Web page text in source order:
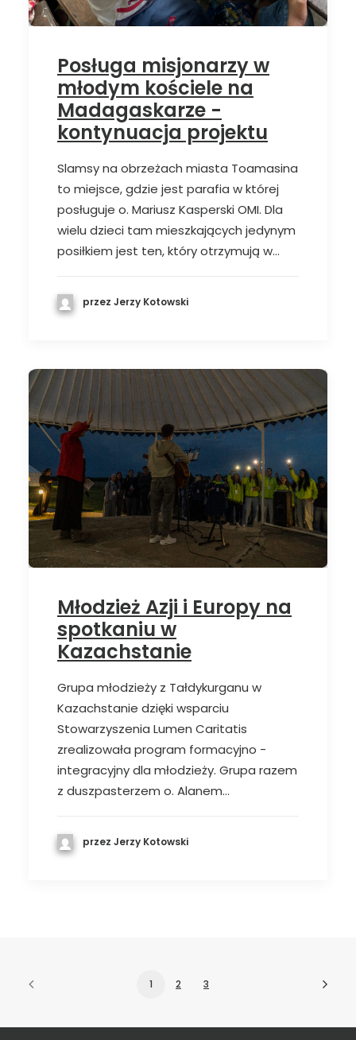
Posługa misjonarzy w
młodym kościele na
Madagaskarze -
kontynuacja projektu
Slamsy na obrzeżach miasta Toamasina
to miejsce, gdzie jest parafia w której
posługuje o. Mariusz Kasperski OMI. Dla
wielu dzieci tam mieszkających jedynym
posiłkiem jest ten, który otrzymują w…
przez Jerzy Kotowski
Młodzież Azji i Europy na
spotkaniu w
Kazachstanie
Grupa młodzieży z Tałdykurganu w
Kazachstanie dzięki wsparciu
Stowarzyszenia Lumen Caritatis
zrealizowała program formacyjno -
integracyjny dla młodzieży. Grupa razem
z duszpasterzem o. Alanem…
przez Jerzy Kotowski
1 2 3